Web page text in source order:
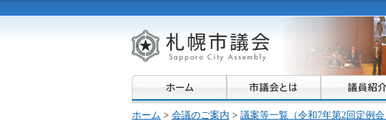
ホーム > 会議のご案内 > 議案等一覧（令和7年第2回定例会